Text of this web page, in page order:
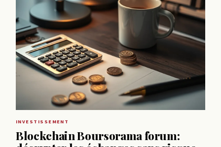
INVESTISSEMENT
Blockchain Boursorama forum: